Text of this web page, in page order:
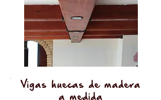
Vigas huecas de madera
a medida